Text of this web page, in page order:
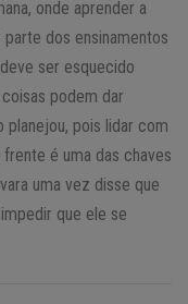
onde aprender a
dos ensinamentos
ser esquecido
podem dar
planejou, pois lidar com
é uma das chaves
uma vez disse que
que ele se